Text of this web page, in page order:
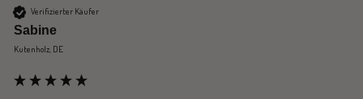
Verifizierter Käufer
Sabine
Kutenholz, DE